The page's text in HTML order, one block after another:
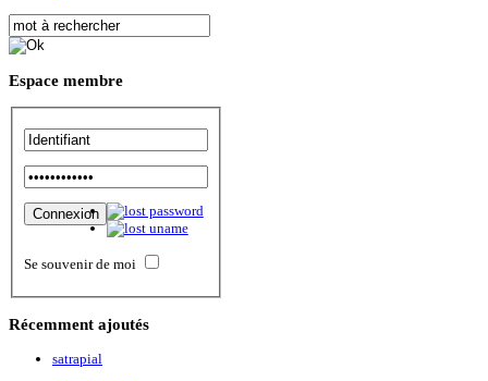
Espace membre
Se souvenir de moi
Récemment ajoutés
satrapial